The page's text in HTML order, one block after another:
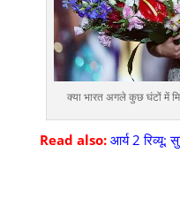
क्या भारत अगले कुछ घंटों में
Read also: आर्य 2 रिव्यू: